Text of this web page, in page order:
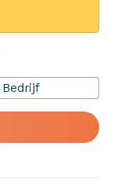
Bedrijf